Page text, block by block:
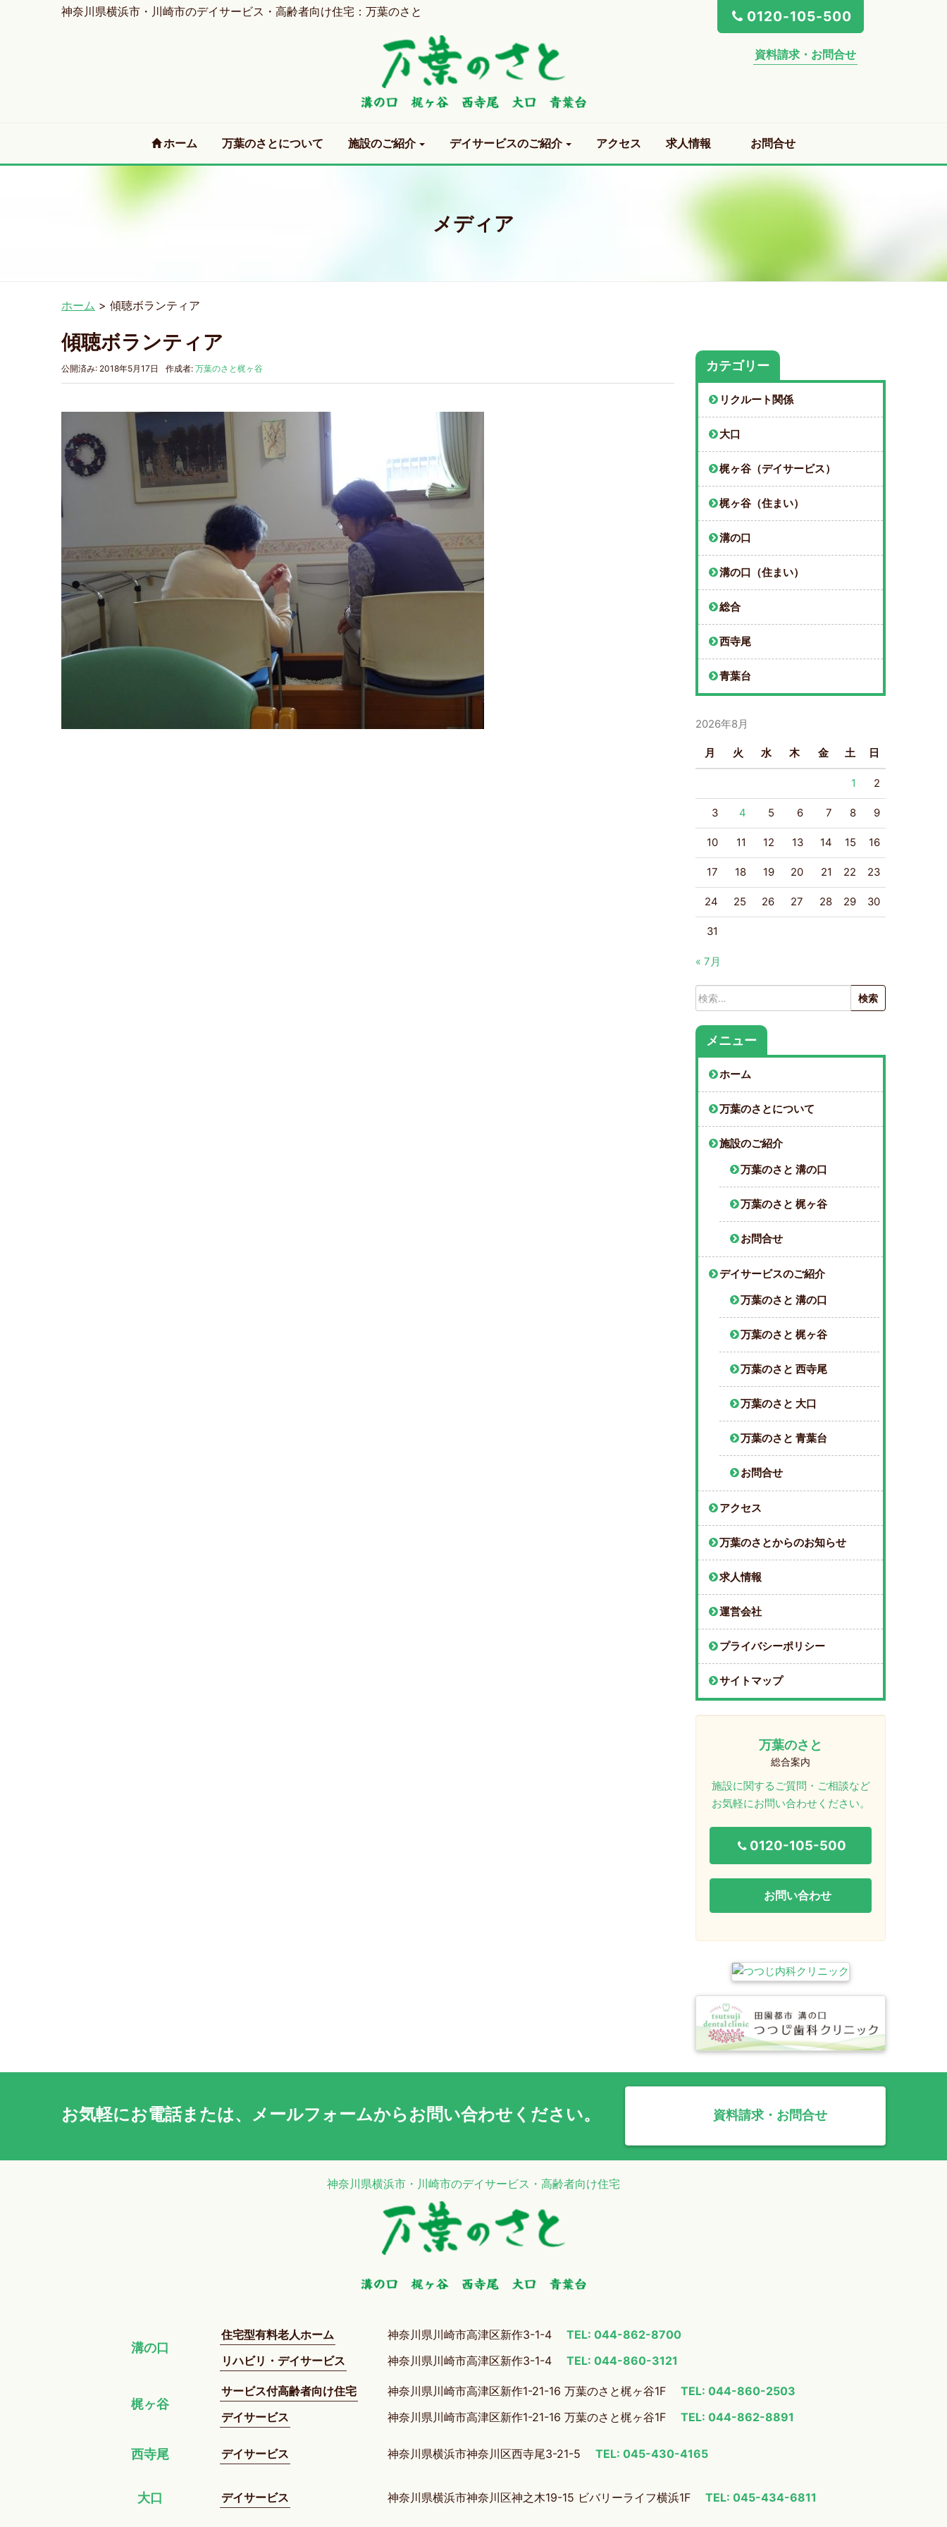
神奈川県横浜市・川崎市のデイサービス・高齢者向け住宅：万葉のさと 0120-105-500
資料請求・お問合せ
ホーム (current)
万葉のさとについて 施設のご紹介 デイサービスのご紹介 アクセス 求人情報 お問合せ
メディア
ホーム > 傾聴ボランティア
傾聴ボランティア
公開済み: 2018年5月17日 作成者: 万葉のさと梶ヶ谷 カテゴリー
リクルート関係
大口
梶ヶ谷（デイサービス）
梶ヶ谷（住まい）
溝の口
溝の口（住まい）
総合
西寺尾
青葉台
2026年8月
月 火 水 木 金 土 日
1 2
3 4 5 6 7 8 9
10 11 12 13 14 15 16
17 18 19 20 21 22 23
24 25 26 27 28 29 30
31
« 7月
検
索:
メニュー
ホーム
万葉のさとについて
施設のご紹介
万葉のさと 溝の口
万葉のさと 梶ヶ谷
お問合せ
デイサービスのご紹介
万葉のさと 溝の口
万葉のさと 梶ヶ谷
万葉のさと 西寺尾
万葉のさと 大口
万葉のさと 青葉台
お問合せ
アクセス
万葉のさとからのお知らせ
求人情報
運営会社
プライバシーポリシー
サイトマップ
万葉のさと
総合案内
施設に関するご質問・ご相談など
お気軽にお問い合わせください。
0120-105-500
お問い合わせ
お気軽にお電話または、 メールフォームからお問い合わせください。 資料請求・お問合せ
神奈川県横浜市・川崎市のデイサービス・高齢者向け住宅
溝の口
住宅型有料老人ホーム
リハビリ・デイサービス
神奈川県川崎市高津区新作3-1-4
TEL: 044-862-8700
神奈川県川崎市高津区新作3-1-4
TEL: 044-860-3121
梶ヶ谷
サービス付高齢者向け住宅
デイサービス
神奈川県川崎市高津区新作1-21-16 万葉のさと梶ヶ谷1F
TEL: 044-860-2503
神奈川県川崎市高津区新作1-21-16 万葉のさと梶ヶ谷1F
TEL: 044-862-8891
西寺尾 デイサービス 神奈川県横浜市神奈川区西寺尾3-21-5 TEL: 045-430-4165
大口 デイサービス 神奈川県横浜市神奈川区神之木19-15 ビバリーライフ横浜1F TEL: 045-434-6811